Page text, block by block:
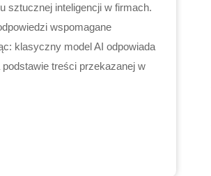
sztucznej inteligencji w firmach.
wspomagane
klasyczny model AI odpowiada
podstawie treści przekazanej w